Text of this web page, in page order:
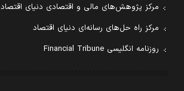
مرکز پژوهش‌های مالی و اقتصادی دنیای اقتصاد
مرکز راه حل‌های رسانه‌ای دنیای اقتصاد
روزنامه انگلیسی Financial Tribune